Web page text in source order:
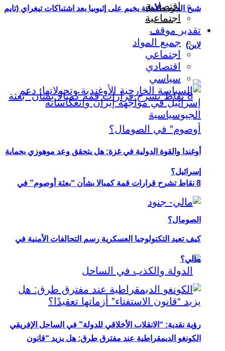
شبح الحرب الأهلية يخيم على إثيوبيا بعد اشتباكات تيغراي (تايم
لاين)
8 نقاط تشرح قرارات قمة كمبالا بشأن “بعثة أوصوم” في
الصومال؟
رؤية نقدية: “الانقلاب الأخلاقي للدولة” في الساحل الإفريقي
اقتصادية
اجتماعية
تقدير موقف
جميع المواد
اجتماعي
اقتصادي
سياسي
أوغندا والقوة الدولية في غزة: هل يتحقق وعد موهوزي بحماية
إسرائيل؟
كيف تعيد التكنولوجيا العسكرية رسم التحالفات الأمنية في
مالي؟
الكونغو الديمقراطية عند مفترق طرق: هل يزيد “قانون